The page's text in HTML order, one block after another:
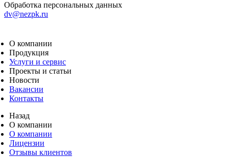
Обработка персональных данных
dv@nezpk.ru
О компании
Продукция
Услуги и сервис
Проекты и статьи
Новости
Вакансии
Контакты
Назад
О компании
О компании
Лицензии
Отзывы клиентов